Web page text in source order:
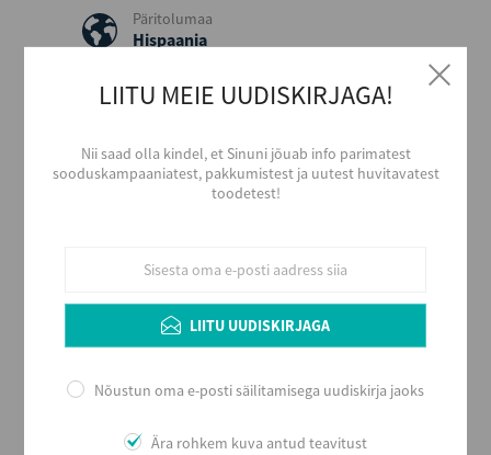
Päritolumaa
Hispaania
Chardonnay, Macabeo
Valge
Stiil
Kerge ja värske
Alkoholi sisaldus
11,5
Maht (L)
Kogus kastis
EAN
LIITU MEIE UUDISKIRJAGA!
Nii saad olla kindel, et Sinuni jõuab info parimatest
sooduskampaaniatest, pakkumistest ja uutest huvitavatest
toodetest!
LIITU UUDISKIRJAGA
Nõustun oma e-posti säilitamisega uudiskirja jaoks
Ära rohkem kuva antud teavitust